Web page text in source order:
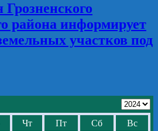
района информирует
участков под
Чт Пт Сб
Вс